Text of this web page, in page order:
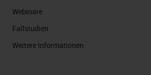
Webinare
Fallstudien
Weitere Informationen